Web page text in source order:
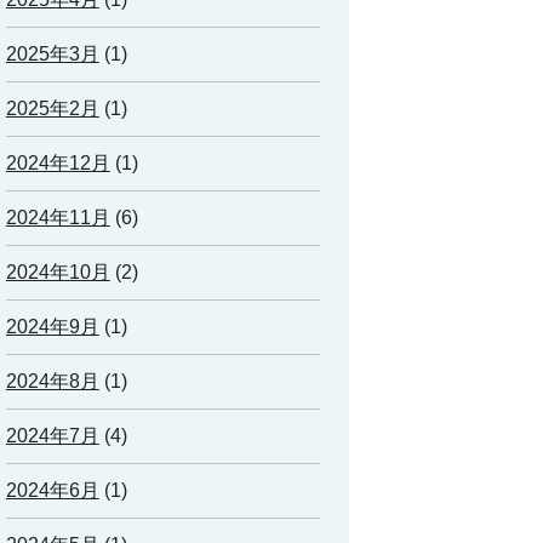
2025年3月 (1)
2025年2月 (1)
2024年12月 (1)
2024年11月 (6)
2024年10月 (2)
2024年9月 (1)
2024年8月 (1)
2024年7月 (4)
2024年6月 (1)